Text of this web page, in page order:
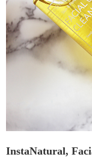
InstaNatural,